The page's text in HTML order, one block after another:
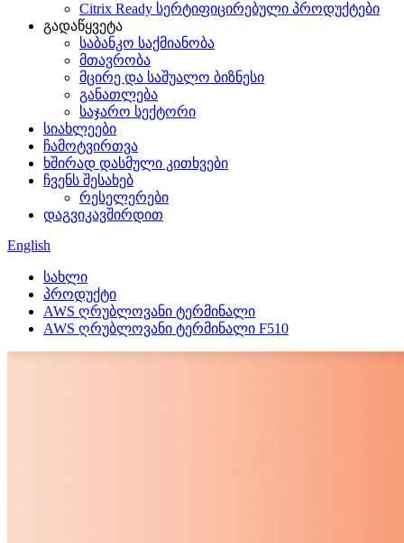
Citrix Ready სერტიფიცირებული პროდუქტები
გადაწყვეტა
საბანკო საქმიანობა
მთავრობა
მცირე და საშუალო ბიზნესი
განათლება
საჯარო სექტორი
სიახლეები
ჩამოტვირთვა
ხშირად დასმული კითხვები
ჩვენს შესახებ
რესელერები
დაგვიკავშირდით
English
სახლი
პროდუქტი
AWS ღრუბლოვანი ტერმინალი
AWS ღრუბლოვანი ტერმინალი F510